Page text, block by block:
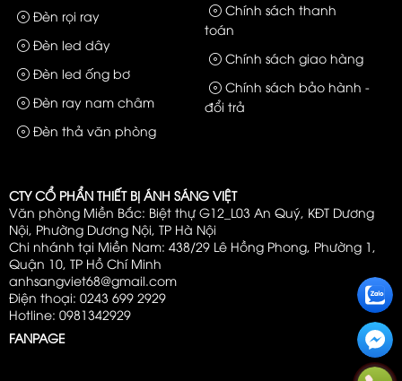
Đèn rọi ray
Đèn led dây
Đèn led ống bơ
Đèn ray nam châm
Đèn thả văn phòng
Chính sách thanh
toán
Chính sách giao hàng
Chính sách bảo hành -
đổi trả
CTY CỔ PHẨN THIẾT BỊ ÁNH SÁNG VIỆT
Văn phòng Miền Bắc: Biệt thự G12_L03 An Quý, KĐT Dương
Nội, Phường Dương Nội, TP Hà Nội
Chi nhánh tại Miền Nam: 438/29 Lê Hồng Phong, Phường 1,
Quận 10, TP Hồ Chí Minh
anhsangviet68@gmail.com
Điện thoại: 0243 699 2929
Hotline: 0981342929
FANPAGE